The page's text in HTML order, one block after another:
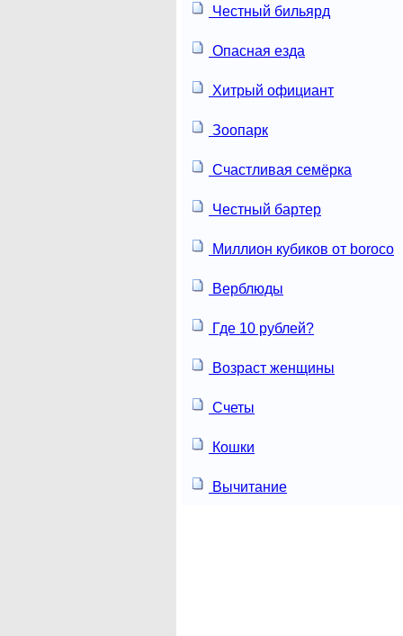
Честный бильярд
Опасная езда
Хитрый официант
Зоопарк
Счастливая семёрка
Честный бартер
Миллион кубиков от boroco
Верблюды
Где 10 рублей?
Возраст женщины
Счеты
Кошки
Вычитание